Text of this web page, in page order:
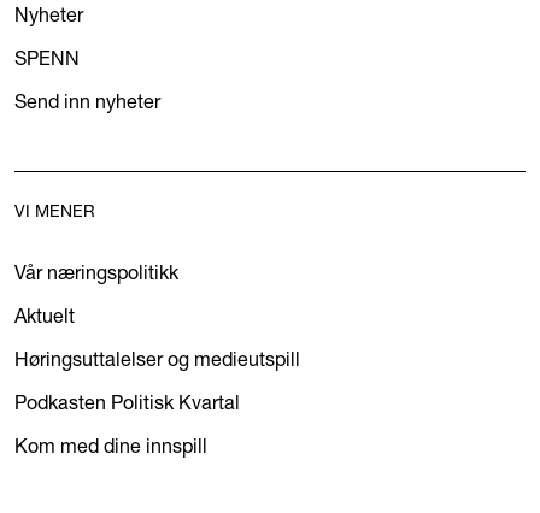
Nyheter
SPENN
Send inn nyheter
VI MENER
Vår næringspolitikk
Aktuelt
Høringsuttalelser og medieutspill
Podkasten Politisk Kvartal
Kom med dine innspill